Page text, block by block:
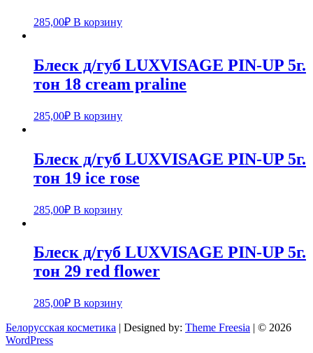
285,00₽ В корзину
Блеск д/губ LUXVISAGE PIN-UP 5г.
тон 18 cream praline
285,00₽ В корзину
Блеск д/губ LUXVISAGE PIN-UP 5г.
тон 19 ice rose
285,00₽ В корзину
Блеск д/губ LUXVISAGE PIN-UP 5г.
тон 29 red flower
285,00₽ В корзину
Белорусская косметика | Designed by: Theme Freesia | © 2026
WordPress